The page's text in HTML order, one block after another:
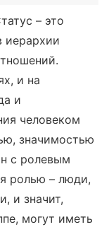
– это
иерархии
и на
и
человеком
значимостью
с ролевым
ролью – люди,
и значит,
могут иметь